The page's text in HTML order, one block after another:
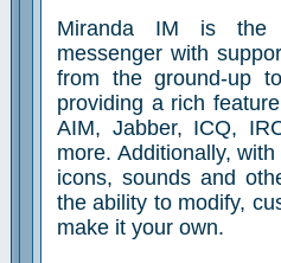
Miranda IM is the
messenger with
from the ground-up
providing a rich
AIM, Jabber, ICQ,
more. Additionally,
icons, sounds and
the ability to modify,
make it your own.